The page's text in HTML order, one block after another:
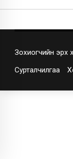
Зохиогчийн эрх
Сурталчилгаа